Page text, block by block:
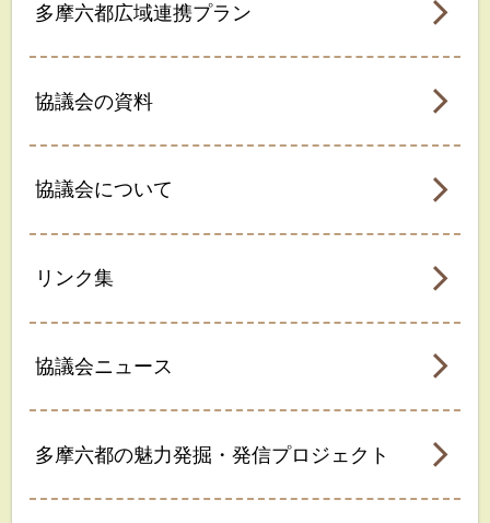
多摩六都広域連携プラン
協議会の資料
協議会について
リンク集
協議会ニュース
多摩六都の魅力発掘・発信プロジェクト